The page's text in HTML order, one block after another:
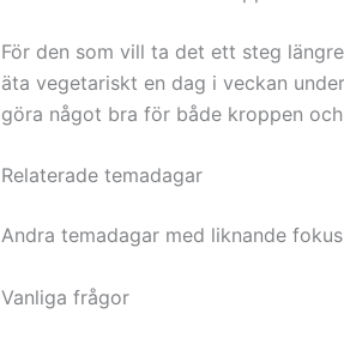
För den som vill ta det ett steg
äta vegetariskt en dag i veckan
göra något bra för både kroppen
Relaterade temadagar
Andra temadagar med liknande
Vanliga frågor